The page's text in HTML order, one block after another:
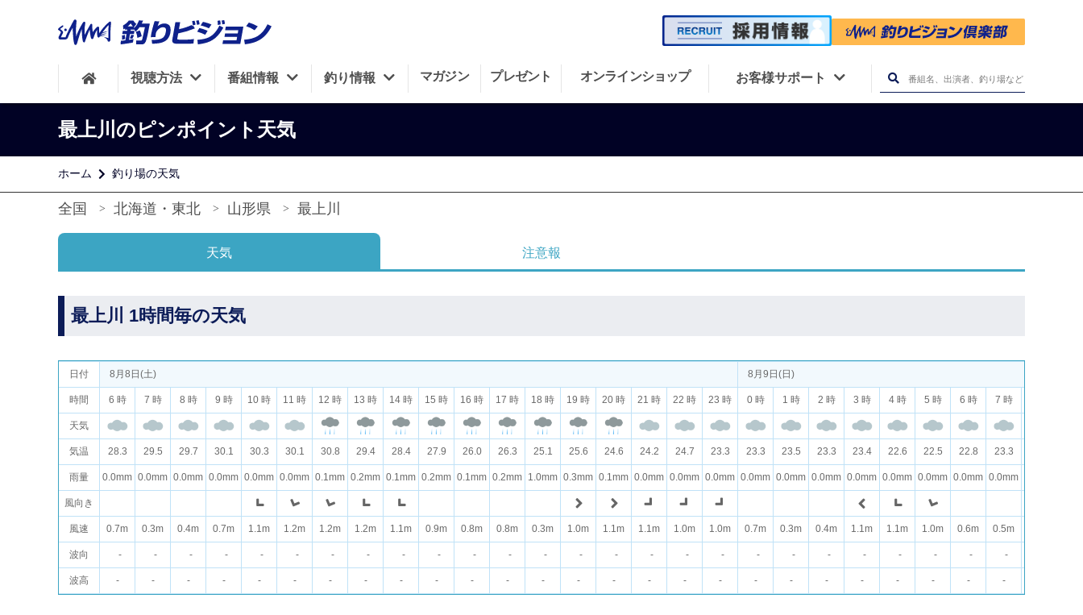
視聴方法 番組情報 釣り情報 マガジン プレゼント オンラインショップ お客様サポート
最上川のピンポイント天気
ホーム 釣り場の天気
全国 北海道・東北 山形県 最上川
天気 注意報
最上川 1時間毎の天気
日付
時間
天気
気温
雨量
風向き
風速
波向
波高
8月8日(土) 8月9日(日)
6 時 7 時 8 時 9 時 10 時 11 時 12 時 13 時 14 時 15 時 16 時 17 時 18 時 19 時 20 時 21 時 22 時 23 時 0 時 1 時 2 時 3 時 4 時 5 時 6 時 7 時
28.3 29.5 29.7 30.1 30.3 30.1 30.8 29.4 28.4 27.9 26.0 26.3 25.1 25.6 24.6 24.2 24.7 23.3 23.3 23.5 23.3 23.4 22.6 22.5 22.8 23.3
0.0mm 0.0mm 0.0mm 0.0mm 0.0mm 0.0mm 0.1mm 0.2mm 0.1mm 0.2mm 0.1mm 0.2mm 1.0mm 0.3mm 0.1mm 0.0mm 0.0mm 0.0mm 0.0mm 0.0mm 0.0mm 0.0mm 0.0mm 0.0mm 0.0mm 0.0mm
0.7m 0.3m 0.4m 0.7m 1.1m 1.2m 1.2m 1.2m 1.1m 0.9m 0.8m 0.8m 0.3m 1.0m 1.1m 1.1m 1.0m 1.0m 0.7m 0.3m 0.4m 1.1m 1.1m 1.0m 0.6m 0.5m
- - - - - - - - - - - - - - - - - - - - - - - - - -
- - - - - - - - - - - - - - - - - - - - - - - - - -